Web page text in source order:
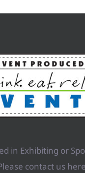
in Exhibiting or
contact us